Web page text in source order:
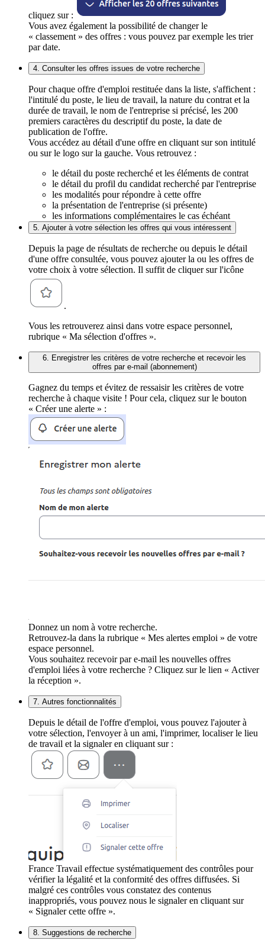
cliquez sur :
Vous avez également la possibilité de changer le
« classement » des offres : vous pouvez par exemple les trier
par date.
4. Consulter les offres issues de votre recherche
Pour chaque offre d'emploi restituée dans la liste, s'affichent :
l'intitulé du poste, le lieu de travail, la nature du contrat et la
durée de travail, le nom de l'entreprise si précisé, les 200
premiers caractères du descriptif du poste, la date de
publication de l'offre.
Vous accédez au détail d'une offre en cliquant sur son intitulé
ou sur le logo sur la gauche. Vous retrouvez :
le détail du poste recherché et les éléments de contrat
le détail du profil du candidat recherché par l'entreprise
les modalités pour répondre à cette offre
la présentation de l'entreprise (si présente)
les informations complémentaires le cas échéant
5. Ajouter à votre sélection les offres qui vous intéressent
Depuis la page de résultats de recherche ou depuis le détail
d'une offre consultée, vous pouvez ajouter la ou les offres de
votre choix à votre sélection. Il suffit de cliquer sur l'icône
.
Vous les retrouverez ainsi dans votre espace personnel,
rubrique « Ma sélection d'offres ».
6. Enregistrer les critères de votre recherche et recevoir les
offres par e-mail (abonnement)
Gagnez du temps et évitez de ressaisir les critères de votre
recherche à chaque visite ! Pour cela, cliquez sur le bouton
« Créer une alerte » :
Donnez un nom à votre recherche.
Retrouvez-la dans la rubrique « Mes alertes emploi » de votre
espace personnel.
Vous souhaitez recevoir par e-mail les nouvelles offres
d'emploi liées à votre recherche ? Cliquez sur le lien « Activer
la réception ».
7. Autres fonctionnalités
Depuis le détail de l'offre d'emploi, vous pouvez l'ajouter à
votre sélection, l'envoyer à un ami, l'imprimer, localiser le lieu
de travail et la signaler en cliquant sur :
France Travail effectue systématiquement des contrôles pour
vérifier la légalité et la conformité des offres diffusées. Si
malgré ces contrôles vous constatez des contenus
inappropriés, vous pouvez nous le signaler en cliquant sur
« Signaler cette offre ».
8. Suggestions de recherche